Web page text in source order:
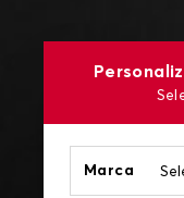
Marca